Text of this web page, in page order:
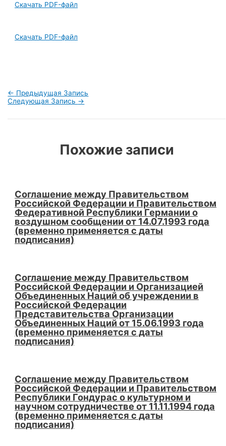
Скачать PDF-файл
Скачать PDF-файл
Навигация
по
← Предыдущая Запись
Следующая Запись →
Похожие записи
Соглашение между Правительством
Российской Федерации и Правительством
Федеративной Республики Германии о
воздушном сообщении от 14.07.1993 года
(временно применяется с даты
подписания)
Соглашение между Правительством
Российской Федерации и Организацией
Объединенных Наций об учреждении в
Российской Федерации
Представительства Организации
Объединенных Наций от 15.06.1993 года
(временно применяется с даты
подписания)
Соглашение между Правительством
Российской Федерации и Правительством
Республики Гондурас о культурном и
научном сотрудничестве от 11.11.1994 года
(временно применяется с даты
подписания)